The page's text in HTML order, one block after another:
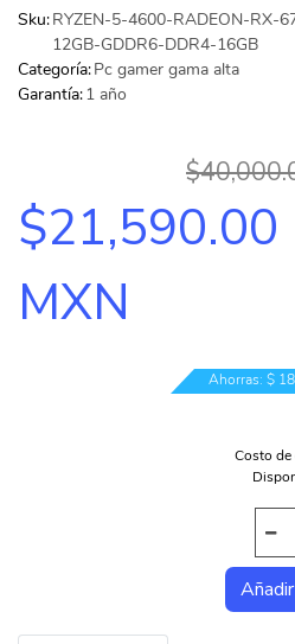
GAMES
TELEFONIA
VIDEO
PC GAMER
TODAS LAS
Sku:RYZEN-5-4600-RADEON-RX-
12GB-GDDR6-DDR4-16GB
Categoría:Pc gamer gama alta
Garantía:1 año
$21,590.00
MXN
Ahorras: $
Costo de